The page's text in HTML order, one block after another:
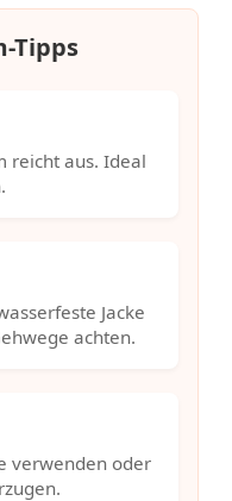
Tipps
reicht aus. Ideal
Jacke
achten.
verwenden oder